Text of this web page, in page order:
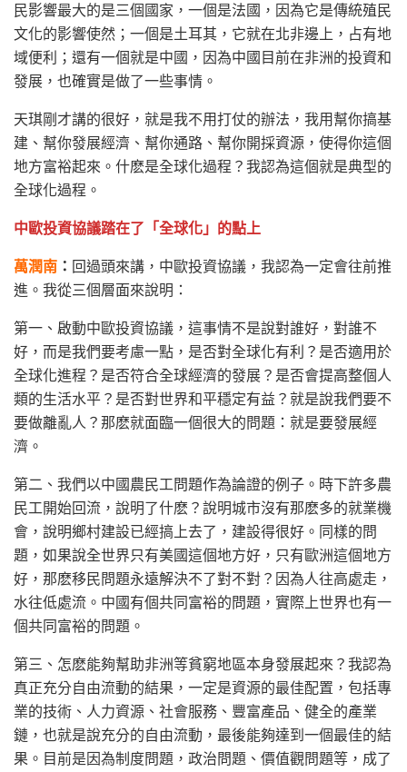
民影響最大的是三個國家，一個是法國，因為它是傳統殖民
文化的影響使然；一個是土耳其，它就在北非邊上，占有地
域便利；還有一個就是中國，因為中國目前在非洲的投資和
發展，也確實是做了一些事情。
天琪剛才講的很好，就是我不用打仗的辦法，我用幫你搞基
建、幫你發展經濟、幫你通路、幫你開採資源，使得你這個
地方富裕起來。什麽是全球化過程？我認為這個就是典型的
全球化過程。
中歐投資協議踏在了「全球化」的點上
萬潤南 ： 回過頭來講，中歐投資協議，我認為一定會往前推
進。我從三個層面來說明：
第一、啟動中歐投資協議，這事情不是說對誰好，對誰不
好，而是我們要考慮一點，是否對全球化有利？是否適用於
全球化進程？是否符合全球經濟的發展？是否會提高整個人
類的生活水平？是否對世界和平穩定有益？就是說我們要不
要做離亂人？那麽就面臨一個很大的問題：就是要發展經
濟。
第二、我們以中國農民工問題作為論證的例子。時下許多農
民工開始回流，說明了什麽？說明城市沒有那麽多的就業機
會，說明鄉村建設已經搞上去了，建設得很好。同樣的問
題，如果說全世界只有美國這個地方好，只有歐洲這個地方
好，那麽移民問題永遠解決不了對不對？因為人往高處走，
水往低處流。中國有個共同富裕的問題，實際上世界也有一
個共同富裕的問題。
第三、怎麽能夠幫助非洲等貧窮地區本身發展起來？我認為
真正充分自由流動的結果，一定是資源的最佳配置，包括專
業的技術、人力資源、社會服務、豐富產品、健全的產業
鏈，也就是說充分的自由流動，最後能夠達到一個最佳的結
果。目前是因為制度問題，政治問題、價值觀問題等，成了